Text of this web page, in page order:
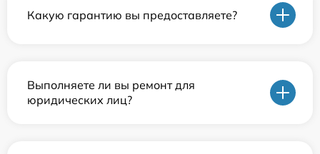
Какую гарантию вы предоставляете?
Выполняете ли вы ремонт для
юридических лиц?